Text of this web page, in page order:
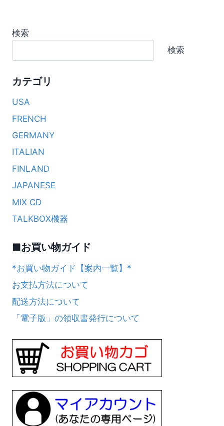
検索
検索
カテゴリ
USA
FRENCH
GERMANY
ITALIAN
FINLAND
JAPANESE
MIX CD
TALKBOX機器
■お買い物ガイド
*お買い物ガイド【案内一覧】*
お支払方法について
配送方法について
「電子版」の領収書発行について